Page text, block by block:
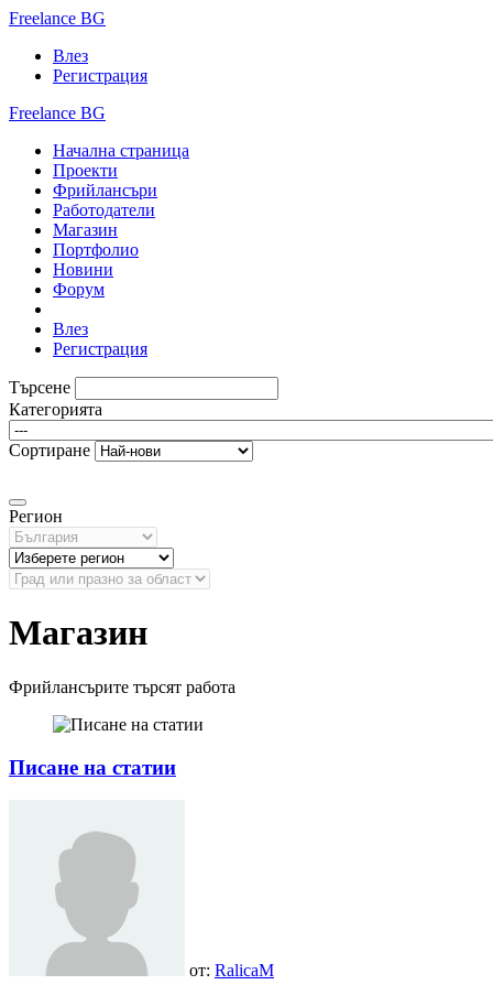
Freelance BG
Влез
Регистрация
Freelance BG
Начална страница
Проекти
Фрийлансъри
Работодатели
Магазин
Портфолио
Новини
Форум
Влез
Регистрация
Търсене
Категорията
Сортиране
Регион
Магазин
Фрийлансърите търсят работа
Писане на статии
от: RalicaM